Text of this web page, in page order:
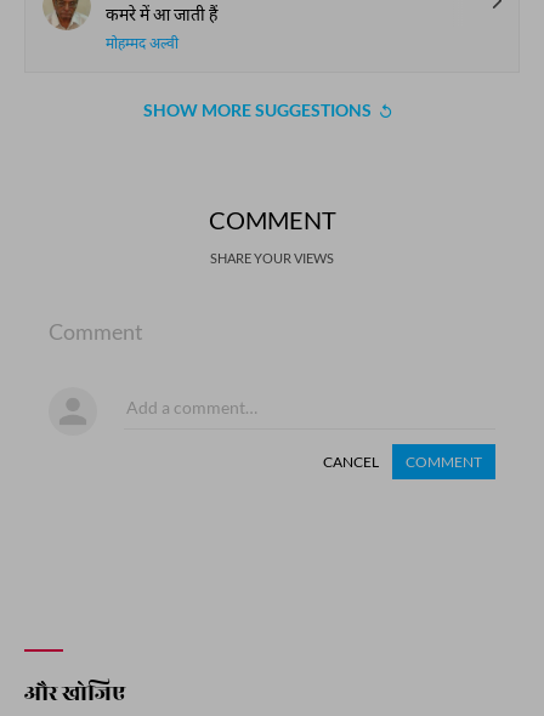
कमरे में आ जाती हैं
मोहम्मद अल्वी
SHOW MORE SUGGESTIONS
COMMENT
SHARE YOUR VIEWS
Comment
CANCEL COMMENT
और खोजिए